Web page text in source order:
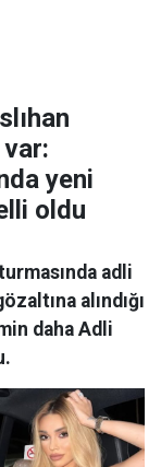
yeni
oldu
adli
alındığı
daha Adli